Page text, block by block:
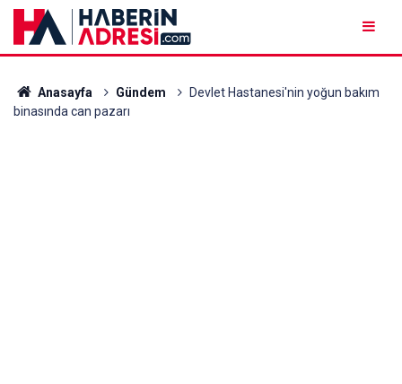
Anasayfa Gündem
Devlet Hastanesi'nin yoğun bakım
binasında can pazarı